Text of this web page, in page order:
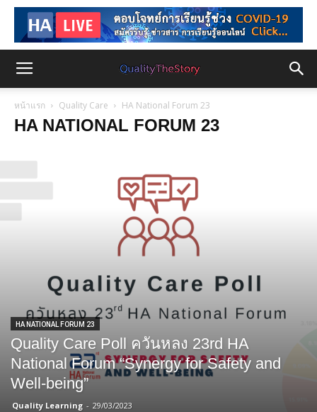
หน้าแรก Quality Care HA National Forum 23
HA NATIONAL FORUM 23
HA NATIONAL FORUM 23
Quality Care Poll ควันหลง 23rd HA
National Forum “Synergy for Safety and
Well-being”
Quality Learning - 29/03/2023